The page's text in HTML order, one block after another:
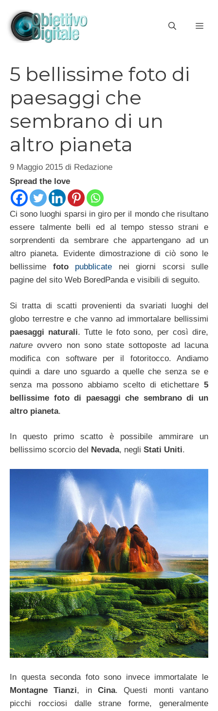
contenuto
5 bellissime foto di
paesaggi che
sembrano di un
altro pianeta
9 Maggio 2015 di Redazione
Spread the love
Ci sono luoghi sparsi in giro per il mondo che risultano
essere talmente belli ed al tempo stesso strani e
sorprendenti da sembrare che appartengano ad un
altro pianeta. Evidente dimostrazione di ciò sono le
bellissime foto pubblicate nei giorni scorsi sulle
pagine del sito Web BoredPanda e visibili di seguito.
Si tratta di scatti provenienti da svariati luoghi del
globo terrestre e che vanno ad immortalare bellissimi
paesaggi naturali. Tutte le foto sono, per così dire,
nature ovvero non sono state sottoposte ad lacuna
modifica con software per il fotoritocco. Andiamo
quindi a dare uno sguardo a quelle che senza se e
senza ma possono abbiamo scelto di etichettare 5
bellissime foto di paesaggi che sembrano di un
altro pianeta.
In questo primo scatto è possibile ammirare un
bellissimo scorcio del Nevada, negli Stati Uniti.
In questa seconda foto sono invece immortalate le
Montagne Tianzi, inCina. Questi monti vantano
picchi rocciosi dalle strane forme, generalmente